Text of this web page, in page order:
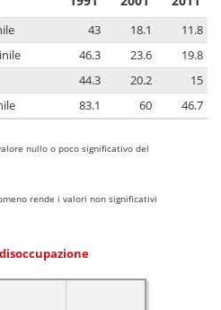
43 18.1
11.8
46.3 23.6
19.8
44.3 20.2
15
83.1 60 46.7
nullo o poco significativo del
rende i valori non significativi